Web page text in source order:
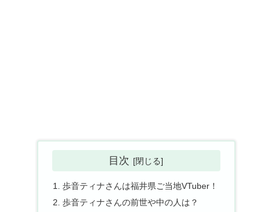
目次
歩音ティナさんは福井県ご当地VTuber！
歩音ティナさんの前世や中の人は？